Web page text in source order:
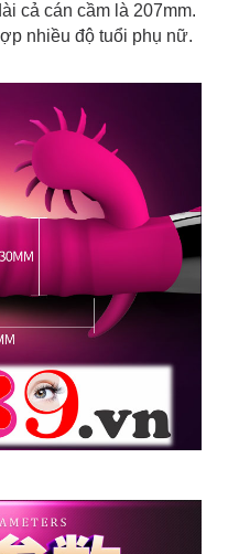
cả cán cầm là 207mm.
nhiều độ tuổi phụ nữ.